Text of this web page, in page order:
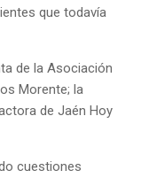
que todavía
de la Asociación
Morente; la
de Jaén Hoy
cuestiones